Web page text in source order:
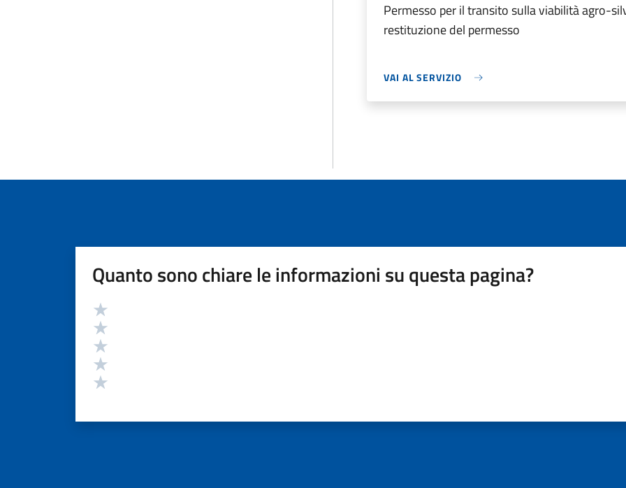
Permesso per il transito sulla viabilità agro-
restituzione del permesso
VAI AL SERVIZIO
Quanto sono chiare le informazioni su questa pagina?
Valutazione